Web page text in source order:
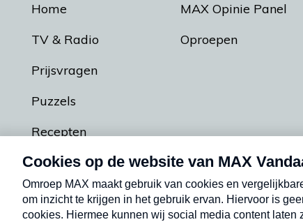
Home
TV & Radio
Prijsvragen
Puzzels
Recepten
Podcasts
MAX Opinie Panel
Oproepen